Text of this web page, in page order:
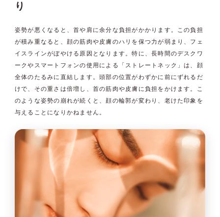
り
姿勢が悪くなると、首や肩に余分な負担がかかります。この負担
が積み重なると、顔の筋肉や皮膚のハリを保つ力が弱まり、フェ
イスラインがぼやける原因となります。特に、長時間のデスクワ
ークやスマートフォンの使用による「ストレートネック」は、顔
全体のたるみに直結します。頭部の位置がわずかに前にずれるだ
けで、その重さは倍増し、首の筋肉や皮膚に負担をかけます。こ
のような姿勢の崩れが続くと、顔の輪郭が変わり、老けた印象を
与えることになりかねません。